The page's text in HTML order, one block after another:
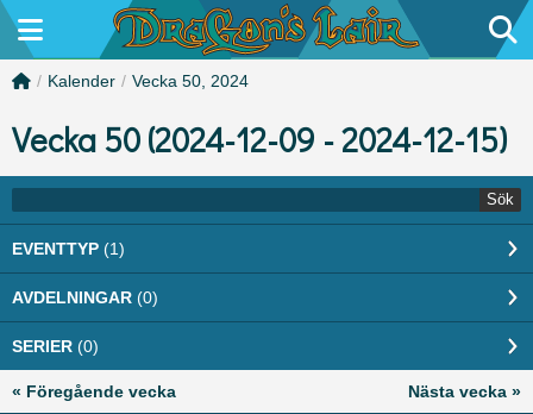
/ Kalender / Vecka 50, 2024
Vecka 50 (2024-12-09 - 2024-12-15)
Sök
EVENTTYP (1)
AVDELNINGAR (0)
SERIER (0)
« Föregående vecka Nästa vecka »